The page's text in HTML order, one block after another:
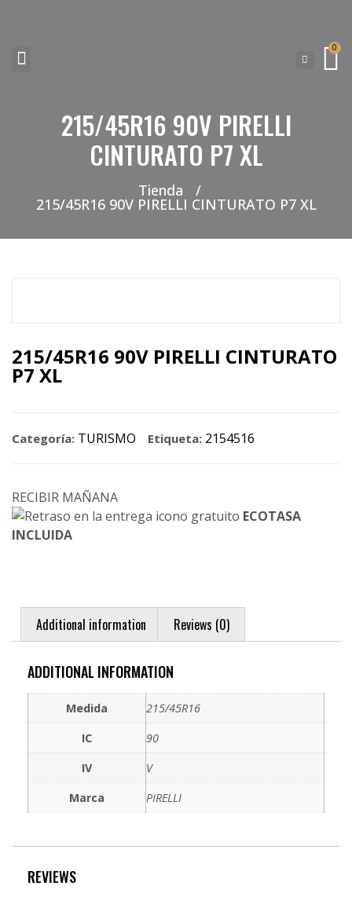
0
215/45R16 90V PIRELLI
CINTURATO P7 XL
Tienda /
215/45R16 90V PIRELLI CINTURATO P7 XL
215/45R16 90V PIRELLI CINTURATO
P7 XL
Categoría: TURISMO Etiqueta: 2154516
RECIBIR MAÑANA
ECOTASA
INCLUIDA
Additional information Reviews (0)
ADDITIONAL INFORMATION
Medida
215/45R16
IC
90
IV
V
Marca
PIRELLI
REVIEWS